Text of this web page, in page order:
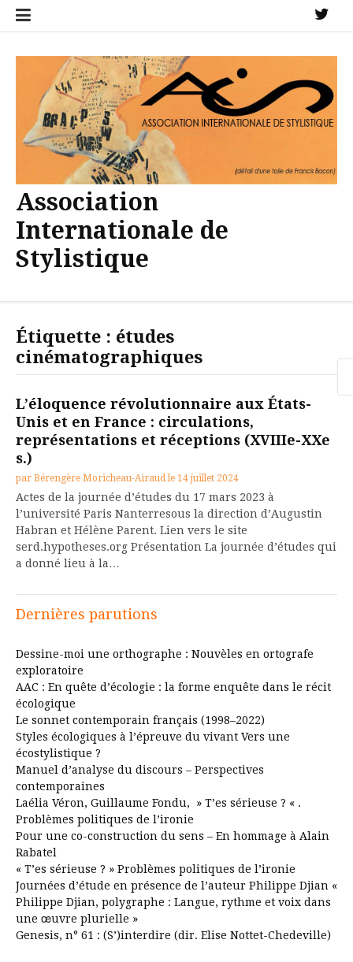
Aller
Association
Internationale de
Stylistique
Étiquette : études
cinématographiques
L’éloquence révolutionnaire aux États-
Unis et en France : circulations,
représentations et réceptions (XVIIIe-XXe
s.)
par Bérengère Moricheau-Airaud le 14 juillet 2024
Actes de la journée d’études du 17 mars 2023 à
l’université Paris Nanterresous la direction d’Augustin
Habran et Hélène Parent. Lien vers le site
serd.hypotheses.org Présentation La journée d’études qui
a donné lieu à la…
Dernières parutions
Dessine-moi une orthographe : Nouvèles en ortografe
exploratoire
AAC : En quête d’écologie : la forme enquête dans le récit
écologique
Le sonnet contemporain français (1998–2022)
Styles écologiques à l’épreuve du vivant Vers une
écostylistique ?
Manuel d’analyse du discours – Perspectives
contemporaines
Laélia Véron, Guillaume Fondu, » T’es sérieuse ? « .
Problèmes politiques de l’ironie
Pour une co-construction du sens – En hommage à Alain
Rabatel
« T’es sérieuse ? » Problèmes politiques de l’ironie
Journées d’étude en présence de l’auteur Philippe Djian «
Philippe Djian, polygraphe : Langue, rythme et voix dans
une œuvre plurielle »
Genesis, n° 61 : (S’)interdire (dir. Elise Nottet-Chedeville)